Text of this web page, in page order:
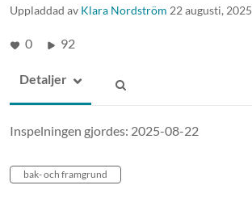
Uppladdad av Klara Nordström 22 augusti, 2025
0 92
Detaljer
Inspelningen gjordes: 2025-08-22
bak- och framgrund